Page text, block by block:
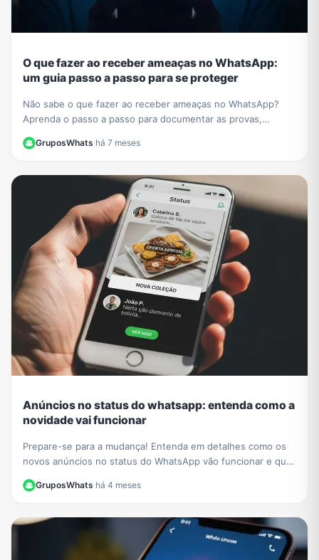
O que fazer ao receber ameaças no WhatsApp:
um guia passo a passo para se proteger
Não sabe o que fazer ao receber ameaças no WhatsApp?
Aprenda o passo a passo para documentar as provas,
GruposWhats·há 7 meses
Anúncios no status do whatsapp: entenda como a
novidade vai funcionar
Prepare-se para a mudança! Entenda em detalhes como os
novos anúncios no status do WhatsApp vão funcionar e qual
GruposWhats·há 4 meses